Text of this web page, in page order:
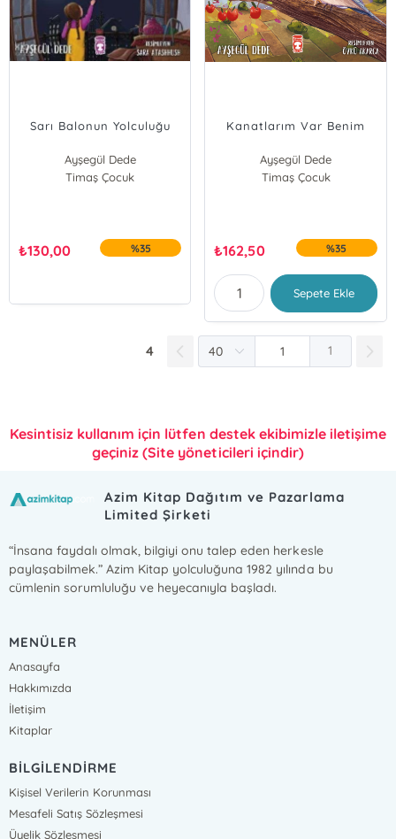
Sarı Balonun Yolculuğu
Ayşegül Dede
Timaş Çocuk
₺130,00 %35
Kanatlarım Var Benim
Ayşegül Dede
Timaş Çocuk
₺162,50 %35
Sepete Ekle
4 1
Kesintisiz kullanım için lütfen destek ekibimizle iletişime
geçiniz (Site yöneticileri içindir)
Azim Kitap Dağıtım ve Pazarlama
Limited Şirketi
“İnsana faydalı olmak, bilgiyi onu talep eden herkesle
paylaşabilmek.” Azim Kitap yolculuğuna 1982 yılında bu
cümlenin sorumluluğu ve heyecanıyla başladı.
MENÜLER
Anasayfa
Hakkımızda
İletişim
Kitaplar
BİLGİLENDİRME
Kişisel Verilerin Korunması
Mesafeli Satış Sözleşmesi
Üyelik Sözleşmesi